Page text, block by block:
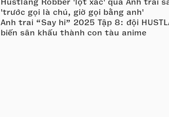
'trước gọi là chú, giờ gọi bằng anh'
Anh trai “Say hi” 2025 Tập 8: đội
biến sân khấu thành con tàu anime